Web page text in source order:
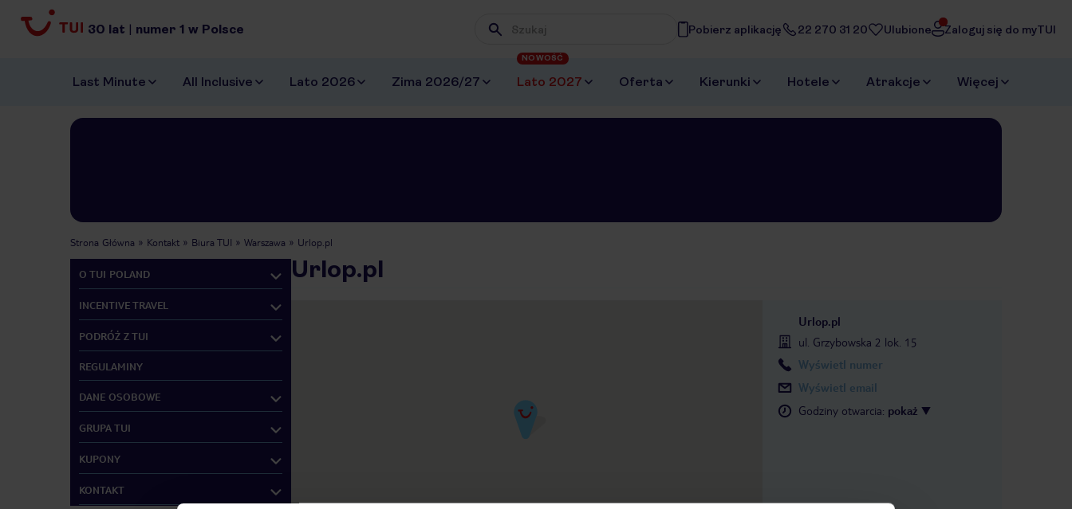
30 lat | numer 1 w Polsce Wpisz frazę, której szukasz
Pobierz aplikację 22 270 31 20 Ulubione Zaloguj się do myTUI
Last Minute All Inclusive Lato 2026 Zima 2026/27 Lato 2027
NOWOŚĆ
Oferta Kierunki Hotele Atrakcje Więcej
Strona Główna Kontakt Biura TUI Warszawa Urlop.pl
O TUI POLAND
INCENTIVE TRAVEL
PODRÓŻ Z TUI
REGULAMINY
DANE OSOBOWE
GRUPA TUI
KUPONY
KONTAKT
Urlop.pl
Urlop.pl
ul. Grzybowska 2 lok. 15
Wyświetl numer
Wyświetl email
Godziny otwarcia: pokaż